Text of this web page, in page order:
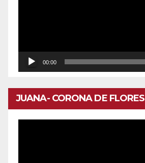
00:00
JUANA- CORONA DE FLORES